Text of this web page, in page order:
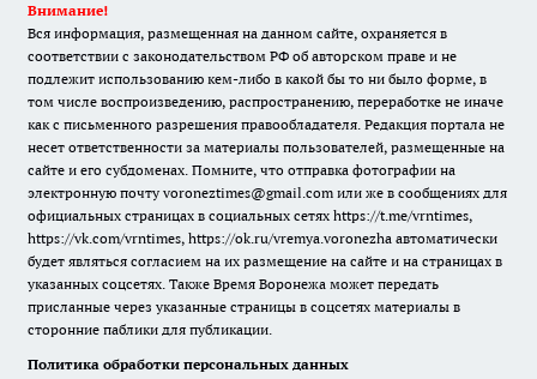
Внимание!
Вся информация, размещенная на данном сайте, охраняется в
соответствии с законодательством РФ об авторском праве и не
подлежит использованию кем-либо в какой бы то ни было форме, в
том числе воспроизведению, распространению, переработке не иначе
как с письменного разрешения правообладателя. Редакция портала не
несет ответственности за материалы пользователей, размещенные на
сайте и его субдоменах. Помните, что отправка фотографии на
электронную почту voroneztimes@gmail.com или же в сообщениях для
официальных страницах в социальных сетях https://t.me/vrntimes,
https://vk.com/vrntimes, https://ok.ru/vremya.voronezha автоматически
будет являться согласием на их размещение на сайте и на страницах в
указанных соцсетях. Также Время Воронежа может передать
присланные через указанные страницы в соцсетях материалы в
сторонние паблики для публикации.
Политика обработки персональных данных